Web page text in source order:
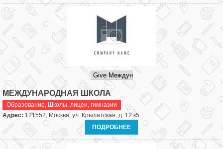
МЕЖДУНАРОДНАЯ ШКОЛА
Образование, Школы, лицеи, гимназии
Адрес: 121552, Москва, ул. Крылатская, д. 12 к5
ПОДРОБНЕЕ